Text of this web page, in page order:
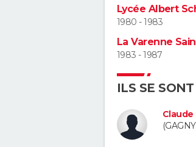
Lycée Albert
1980 - 1983
La Varenne
1983 - 1987
ILS SE
Claude